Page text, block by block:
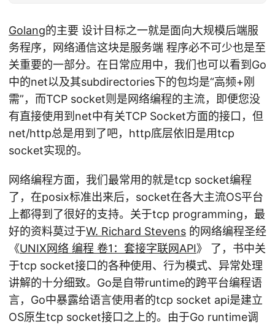
Golang的主要 设计目标之一就是面向大规模后端服
务程序，网络通信这块是服务端 程序必不可少也是至
关重要的一部分。在日常应用中，我们也可以看到Go
中的net以及其subdirectories下的包均是“高频+刚
需”，而TCP socket则是网络编程的主流，即便您没
有直接使用到net中有关TCP Socket方面的接口，但
net/http总是用到了吧，http底层依旧是用tcp
socket实现的。
网络编程方面，我们最常用的就是tcp socket编程
了，在posix标准出来后，socket在各大主流OS平台
上都得到了很好的支持。关于tcp programming，最
好的资料莫过于W. Richard Stevens 的网络编程圣经
《UNIX网络 编程 卷1：套接字联网API》 了，书中关
于tcp socket接口的各种使用、行为模式、异常处理
讲解的十分细致。Go是自带runtime的跨平台编程语
言，Go中暴露给语言使用者的tcp socket api是建立
OS原生tcp socket接口之上的。由于Go runtime调